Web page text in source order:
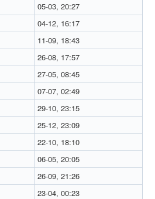
05-03, 20:27
04-12, 16:17
11-09, 18:43
26-08, 17:57
27-05, 08:45
07-07, 02:49
29-10, 23:15
25-12, 23:09
22-10, 18:10
06-05, 20:05
26-09, 21:26
23-04, 00:23